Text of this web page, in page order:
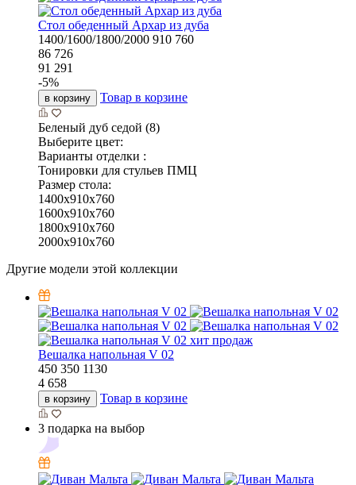
Стол обеденный Архар из дуба
1400/1600/1800/2000 910 760
86 726
91 291
-5%
в корзину Товар в корзине
Беленый дуб седой (8)
Выберите цвет:
Варианты отделки :
Тонировки для стульев ПМЦ
Размер стола:
1400x910x760
1600x910x760
1800x910x760
2000x910x760
Другие модели этой коллекции
хит продаж
Вешалка напольная V 02
450 350 1130
4 658
в корзину Товар в корзине
3 подарка на выбор